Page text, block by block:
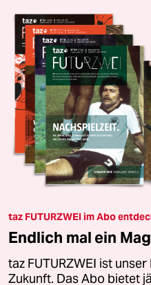
taz FUTURZWEI im Abo
Endlich mal ein
taz FUTURZWEI ist
Zukunft. Das Abo bietet